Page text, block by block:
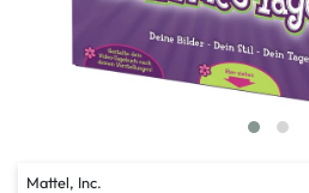
Mattel, Inc.